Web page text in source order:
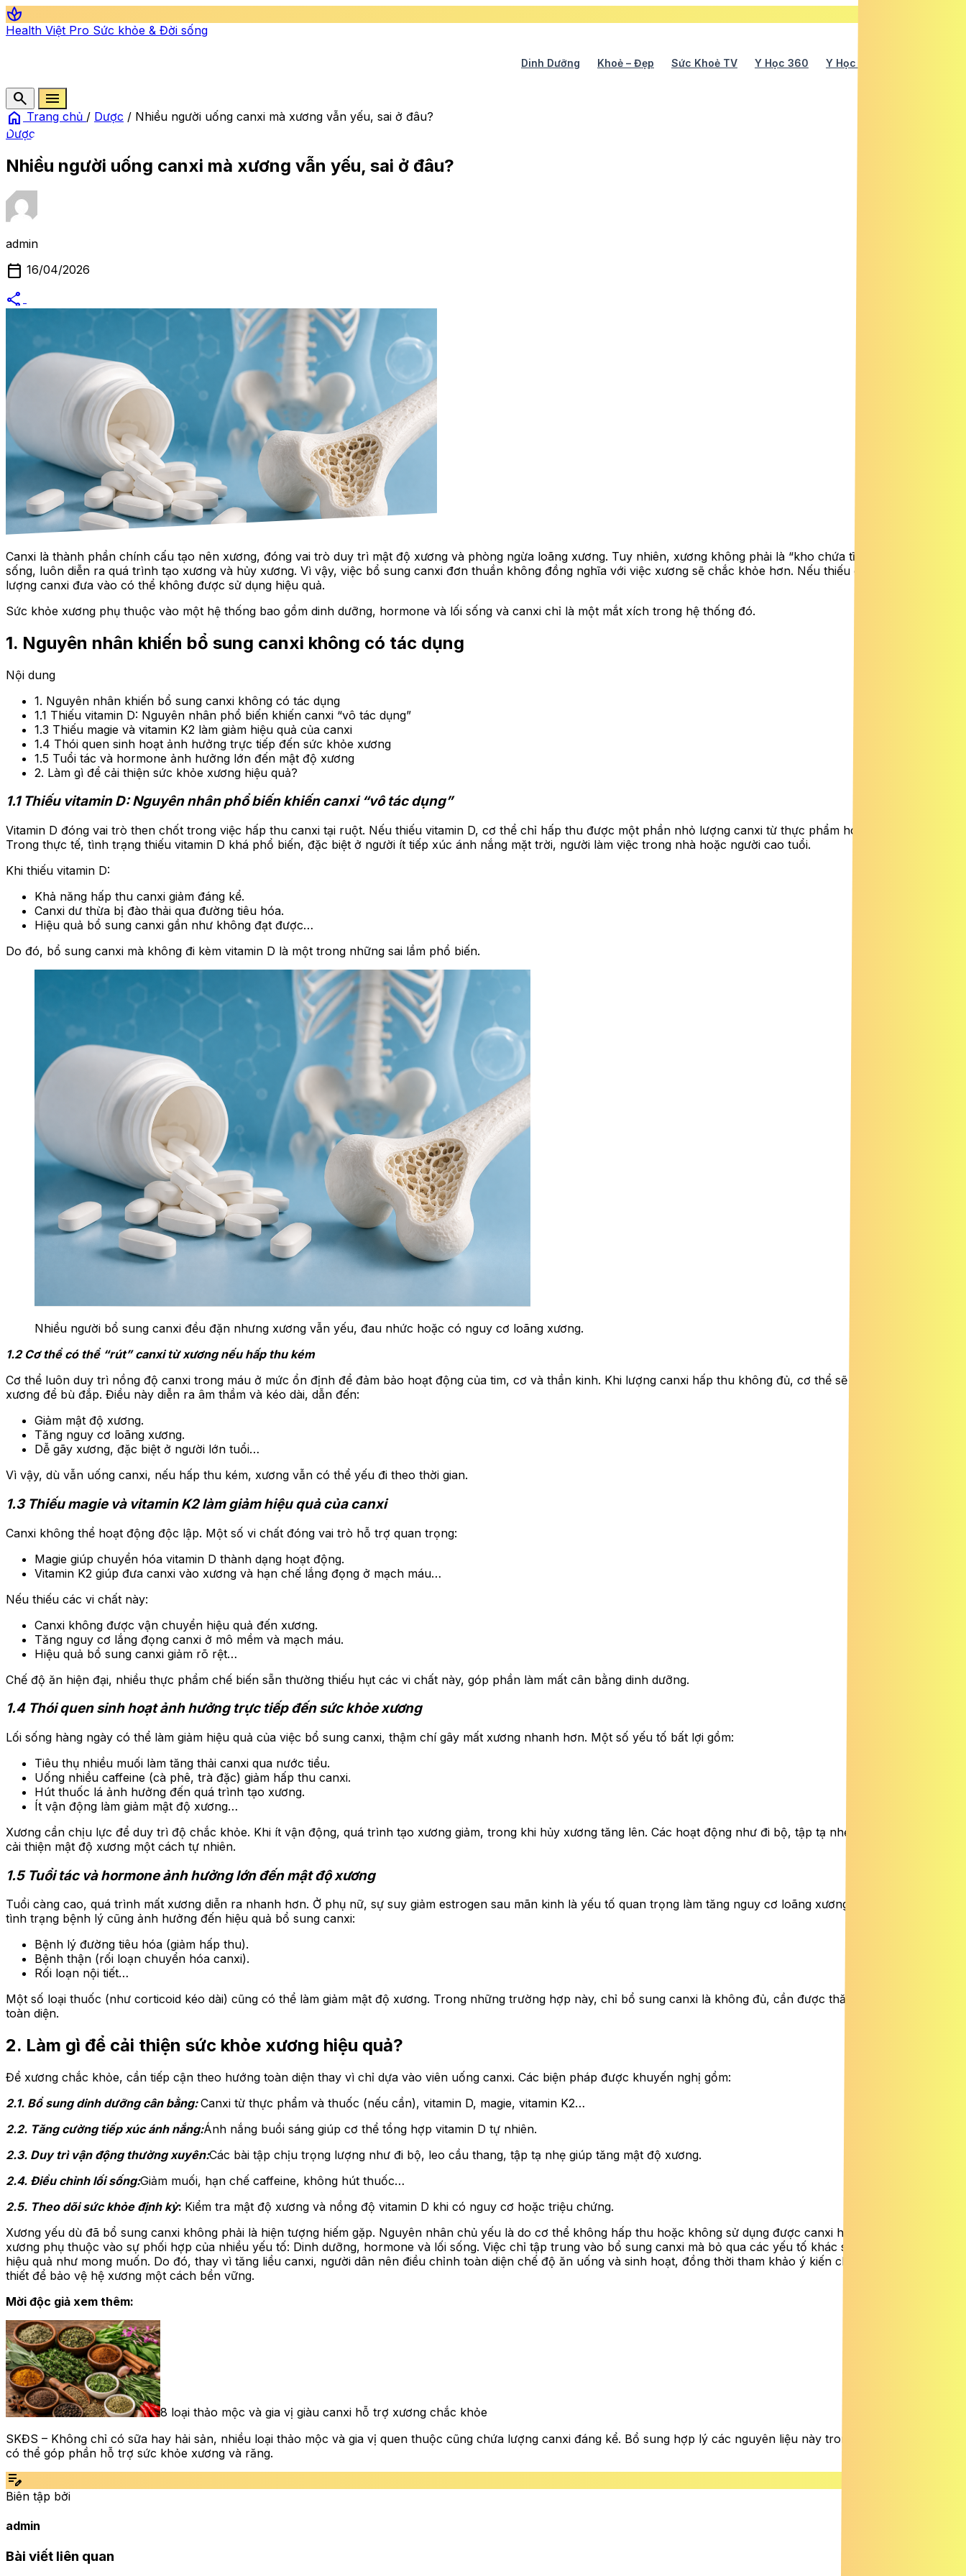
spa
Health Việt Pro Sức khỏe & Đời sống
Dinh Dưỡng Khoẻ – Đẹp Sức Khoẻ TV Y Học 360 Y Học Cổ Truyền
search
menu
home Trang chủ / Dược / Nhiều người uống canxi mà xương vẫn yếu, sai ở đâu?
Dược
Nhiều người uống canxi mà xương vẫn yếu, sai ở đâu?
admin
calendar_today 16/04/2026
share
Canxi là thành phần chính cấu tạo nên xương, đóng vai trò duy trì mật độ xương và phòng ngừa loãng xương. Tuy nhiên, xương không phải là “kho chứa tĩnh” mà là một mô
sống, luôn diễn ra quá trình tạo xương và hủy xương. Vì vậy, việc bổ sung canxi đơn thuần không đồng nghĩa với việc xương sẽ chắc khỏe hơn. Nếu thiếu các yếu tố hỗ trợ,
lượng canxi đưa vào có thể không được sử dụng hiệu quả.
Sức khỏe xương phụ thuộc vào một hệ thống bao gồm dinh dưỡng, hormone và lối sống và canxi chỉ là một mắt xích trong hệ thống đó.
1. Nguyên nhân khiến bổ sung canxi không có tác dụng
Nội dung
1. Nguyên nhân khiến bổ sung canxi không có tác dụng
1.1 Thiếu vitamin D: Nguyên nhân phổ biến khiến canxi “vô tác dụng”
1.3 Thiếu magie và vitamin K2 làm giảm hiệu quả của canxi
1.4 Thói quen sinh hoạt ảnh hưởng trực tiếp đến sức khỏe xương
1.5 Tuổi tác và hormone ảnh hưởng lớn đến mật độ xương
2. Làm gì để cải thiện sức khỏe xương hiệu quả?
1.1 Thiếu vitamin D: Nguyên nhân phổ biến khiến canxi “vô tác dụng”
Vitamin D đóng vai trò then chốt trong việc hấp thu canxi tại ruột. Nếu thiếu vitamin D, cơ thể chỉ hấp thu được một phần nhỏ lượng canxi từ thực phẩm hoặc thuốc bổ.
Trong thực tế, tình trạng thiếu vitamin D khá phổ biến, đặc biệt ở người ít tiếp xúc ánh nắng mặt trời, người làm việc trong nhà hoặc người cao tuổi.
Khi thiếu vitamin D:
Khả năng hấp thu canxi giảm đáng kể.
Canxi dư thừa bị đào thải qua đường tiêu hóa.
Hiệu quả bổ sung canxi gần như không đạt được…
Do đó, bổ sung canxi mà không đi kèm vitamin D là một trong những sai lầm phổ biến.
Nhiều người bổ sung canxi đều đặn nhưng xương vẫn yếu, đau nhức hoặc có nguy cơ loãng xương.
1.2 Cơ thể có thể “rút” canxi từ xương nếu hấp thu kém
Cơ thể luôn duy trì nồng độ canxi trong máu ở mức ổn định để đảm bảo hoạt động của tim, cơ và thần kinh. Khi lượng canxi hấp thu không đủ, cơ thể sẽ tự động lấy canxi từ
xương để bù đắp. Điều này diễn ra âm thầm và kéo dài, dẫn đến:
Giảm mật độ xương.
Tăng nguy cơ loãng xương.
Dễ gãy xương, đặc biệt ở người lớn tuổi…
Vì vậy, dù vẫn uống canxi, nếu hấp thu kém, xương vẫn có thể yếu đi theo thời gian.
1.3 Thiếu magie và vitamin K2 làm giảm hiệu quả của canxi
Canxi không thể hoạt động độc lập. Một số vi chất đóng vai trò hỗ trợ quan trọng:
Magie giúp chuyển hóa vitamin D thành dạng hoạt động.
Vitamin K2 giúp đưa canxi vào xương và hạn chế lắng đọng ở mạch máu…
Nếu thiếu các vi chất này:
Canxi không được vận chuyển hiệu quả đến xương.
Tăng nguy cơ lắng đọng canxi ở mô mềm và mạch máu.
Hiệu quả bổ sung canxi giảm rõ rệt…
Chế độ ăn hiện đại, nhiều thực phẩm chế biến sẵn thường thiếu hụt các vi chất này, góp phần làm mất cân bằng dinh dưỡng.
1.4 Thói quen sinh hoạt ảnh hưởng trực tiếp đến sức khỏe xương
Lối sống hàng ngày có thể làm giảm hiệu quả của việc bổ sung canxi, thậm chí gây mất xương nhanh hơn. Một số yếu tố bất lợi gồm:
Tiêu thụ nhiều muối làm tăng thải canxi qua nước tiểu.
Uống nhiều caffeine (cà phê, trà đặc) giảm hấp thu canxi.
Hút thuốc lá ảnh hưởng đến quá trình tạo xương.
Ít vận động làm giảm mật độ xương…
Xương cần chịu lực để duy trì độ chắc khỏe. Khi ít vận động, quá trình tạo xương giảm, trong khi hủy xương tăng lên. Các hoạt động như đi bộ, tập tạ nhẹ, yoga có thể giúp
cải thiện mật độ xương một cách tự nhiên.
1.5 Tuổi tác và hormone ảnh hưởng lớn đến mật độ xương
Tuổi càng cao, quá trình mất xương diễn ra nhanh hơn. Ở phụ nữ, sự suy giảm estrogen sau mãn kinh là yếu tố quan trọng làm tăng nguy cơ loãng xương. Ngoài ra, một số
tình trạng bệnh lý cũng ảnh hưởng đến hiệu quả bổ sung canxi:
Bệnh lý đường tiêu hóa (giảm hấp thu).
Bệnh thận (rối loạn chuyển hóa canxi).
Rối loạn nội tiết…
Một số loại thuốc (như corticoid kéo dài) cũng có thể làm giảm mật độ xương. Trong những trường hợp này, chỉ bổ sung canxi là không đủ, cần được thăm khám và điều trị
toàn diện.
2. Làm gì để cải thiện sức khỏe xương hiệu quả?
Để xương chắc khỏe, cần tiếp cận theo hướng toàn diện thay vì chỉ dựa vào viên uống canxi. Các biện pháp được khuyến nghị gồm:
2.1. Bổ sung dinh dưỡng cân bằng:Canxi từ thực phẩm và thuốc (nếu cần), vitamin D, magie, vitamin K2…
2.2. Tăng cường tiếp xúc ánh nắng:Ánh nắng buổi sáng giúp cơ thể tổng hợp vitamin D tự nhiên.
2.3. Duy trì vận động thường xuyên:Các bài tập chịu trọng lượng như đi bộ, leo cầu thang, tập tạ nhẹ giúp tăng mật độ xương.
2.4. Điều chỉnh lối sống:Giảm muối, hạn chế caffeine, không hút thuốc…
2.5. Theo dõi sức khỏe định kỳ: Kiểm tra mật độ xương và nồng độ vitamin D khi có nguy cơ hoặc triệu chứng.
Xương yếu dù đã bổ sung canxi không phải là hiện tượng hiếm gặp. Nguyên nhân chủ yếu là do cơ thể không hấp thu hoặc không sử dụng được canxi hiệu quả. Sức khỏe
xương phụ thuộc vào sự phối hợp của nhiều yếu tố: Dinh dưỡng, hormone và lối sống. Việc chỉ tập trung vào bổ sung canxi mà bỏ qua các yếu tố khác sẽ không mang lại
hiệu quả như mong muốn. Do đó, thay vì tăng liều canxi, người dân nên điều chỉnh toàn diện chế độ ăn uống và sinh hoạt, đồng thời tham khảo ý kiến chuyên môn khi cần
thiết để bảo vệ hệ xương một cách bền vững.
Mời độc giả xem thêm:
8 loại thảo mộc và gia vị giàu canxi hỗ trợ xương chắc khỏe
SKĐS – Không chỉ có sữa hay hải sản, nhiều loại thảo mộc và gia vị quen thuộc cũng chứa lượng canxi đáng kể. Bổ sung hợp lý các nguyên liệu này trong bữa ăn hằng ngày
có thể góp phần hỗ trợ sức khỏe xương và răng.
edit_note
Biên tập bởi
admin
Bài viết liên quan